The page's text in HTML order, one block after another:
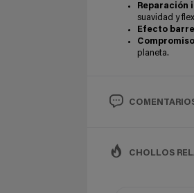
Reparación
suavidad y
Efecto
planeta.
CHOLLOS